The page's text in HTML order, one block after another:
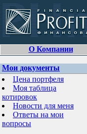
О Компании
Мои документы
Цена портфеля
Моя таблица
котировок
Новости для меня
Ответы на мои
вопросы